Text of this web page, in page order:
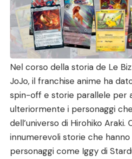
Nel corso della storia de Le
JoJo, il franchise anime ha
spin-off e storie parallele per
ulteriormente i personaggi
dell’universo di Hirohiko Araki.
innumerevoli storie che
personaggi come Iggy di